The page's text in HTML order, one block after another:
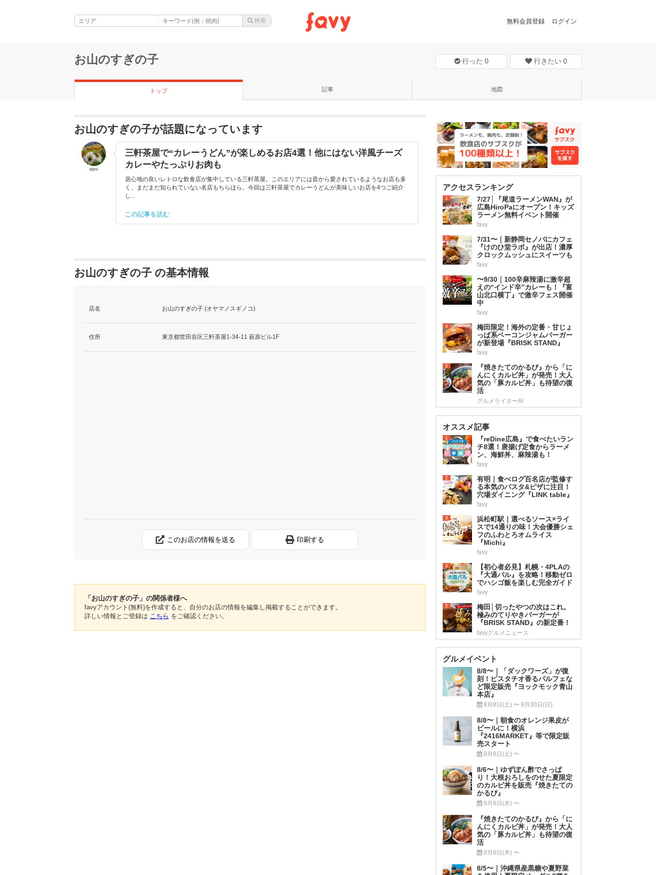
無料会員登録 ログイン
お山のすぎの子 行った 0 行きたい 0
トップ 記事 地図
お山のすぎの子が話題になっています
apu
三軒茶屋で“カレーうどん”が楽しめるお店4選！他にはない洋風チーズ
カレーやたっぷりお肉も
居心地の良いレトロな飲食店が集中している三軒茶屋。このエリアには昔から愛されているようなお店も多
く、まだまだ知られていない名店もちらほら。今回は三軒茶屋でカレーうどんが美味しいお店を4つご紹介
し...
この記事を読む
お山のすぎの子 の基本情報
店名 お山のすぎの子 (オヤマノスギノコ)
住所 東京都世田谷区三軒茶屋1-34-11 萩原ビル1F
このお店の情報を送る 印刷する
「お山のすぎの子」の関係者様へ
favyアカウント(無料)を作成すると、自分のお店の情報を編集し掲載することができます。
詳しい情報とご登録は こちら をご確認ください。
アクセスランキング
1
7/27│『尾道ラーメンWAN』が
広島HiroPaにオープン！キッズ
ラーメン無料イベント開催
favy
2
7/31〜｜新静岡セノバにカフェ
『けのひ堂ラボ』が出店！濃厚
クロックムッシュにスイーツも
favy
3
〜9/30｜100辛麻辣湯に激辛超
えの“インド辛”カレーも！『富
山北口横丁』で激辛フェス開催
中
favy
4
梅田限定！海外の定番・甘じょ
っぱ系ベーコンジャムバーガー
が新登場『BRISK STAND』
favy
5
『焼きたてのかるび』から「に
んにくカルビ丼」が発売！大人
気の「豚カルビ丼」も待望の復
活
グルメライターAI
オススメ記事
1
『reDine広島』で食べたいラン
チ8選！唐揚げ定食からラーメ
ン、海鮮丼、麻辣湯も！
favy
2
有明｜食べログ百名店が監修す
る本気のパスタ&ピザに注目！
穴場ダイニング『LINK table』
favy
3
浜松町駅｜選べるソース×ライ
スで14通りの味！大会優勝シェ
フのふわとろオムライス
『Michi』
favy
4
【初心者必見】札幌・4PLAの
『大通バル』を攻略！移動ゼロ
でハシゴ飯を楽しむ完全ガイド
favy
5
梅田│切ったやつの次はこれ。
極みのてりやきバーガーが
『BRISK STAND』の新定番！
favyグルメニュース
グルメイベント
8/8〜｜「ダックワーズ」が復
刻！ピスタチオ香るパルフェな
ど限定販売『ヨックモック青山
本店』
8月8日(土) 〜 8月30日(日)
8/8〜｜朝食のオレンジ果皮が
ビールに！横浜
『2416MARKET』等で限定販
売スタート
8月8日(土) 〜
8/6〜｜ゆずぽん酢でさっぱ
り！大根おろしをのせた夏限定
のカルビ丼を販売『焼きたての
かるび』
8月6日(木) 〜
『焼きたてのかるび』から「に
んにくカルビ丼」が発売！大人
気の「豚カルビ丼」も待望の復
活
8月6日(木) 〜
8/5〜｜沖縄県産黒糖や夏野菜